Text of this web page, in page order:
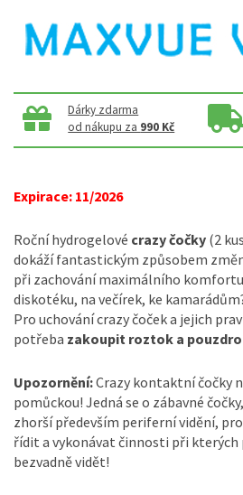
Dárky zdarma
od nákupu za 990 Kč
Expirace: 11/2026
Roční hydrogelové crazy čočky (2
dokáží fantastickým způsobem
při zachování maximálního
diskotéku, na večírek, ke
Pro uchování crazy čoček a jejich
potřeba zakoupit roztok a
Upozornění:Crazy kontaktní čočky
pomůckou! Jedná se o zábavné
zhorší především periferní vidění,
řídit a vykonávat činnosti při kterých
bezvadně vidět!